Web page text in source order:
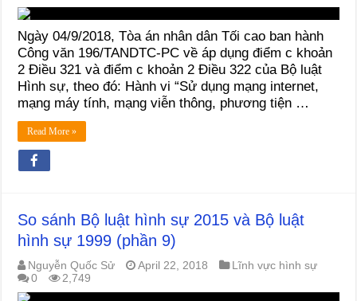
Ngày 04/9/2018, Tòa án nhân dân Tối cao ban hành
Công văn 196/TANDTC-PC về áp dụng điểm c khoản
2 Điều 321 và điểm c khoản 2 Điều 322 của Bộ luật
Hình sự, theo đó: Hành vi “Sử dụng mạng internet,
mạng máy tính, mạng viễn thông, phương tiện …
Read More »
So sánh Bộ luật hình sự 2015 và Bộ luật
hình sự 1999 (phần 9)
Nguyễn Quốc Sử April 22, 2018
Lĩnh vực hình sự
0
2,749